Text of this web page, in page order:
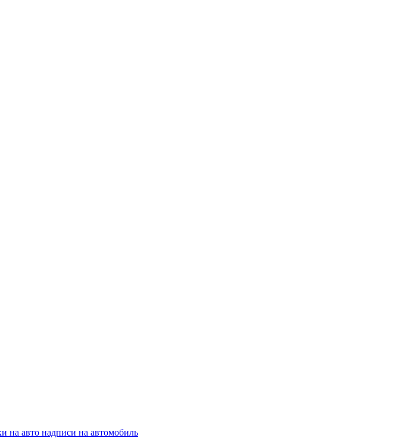
на авто надписи на автомобиль